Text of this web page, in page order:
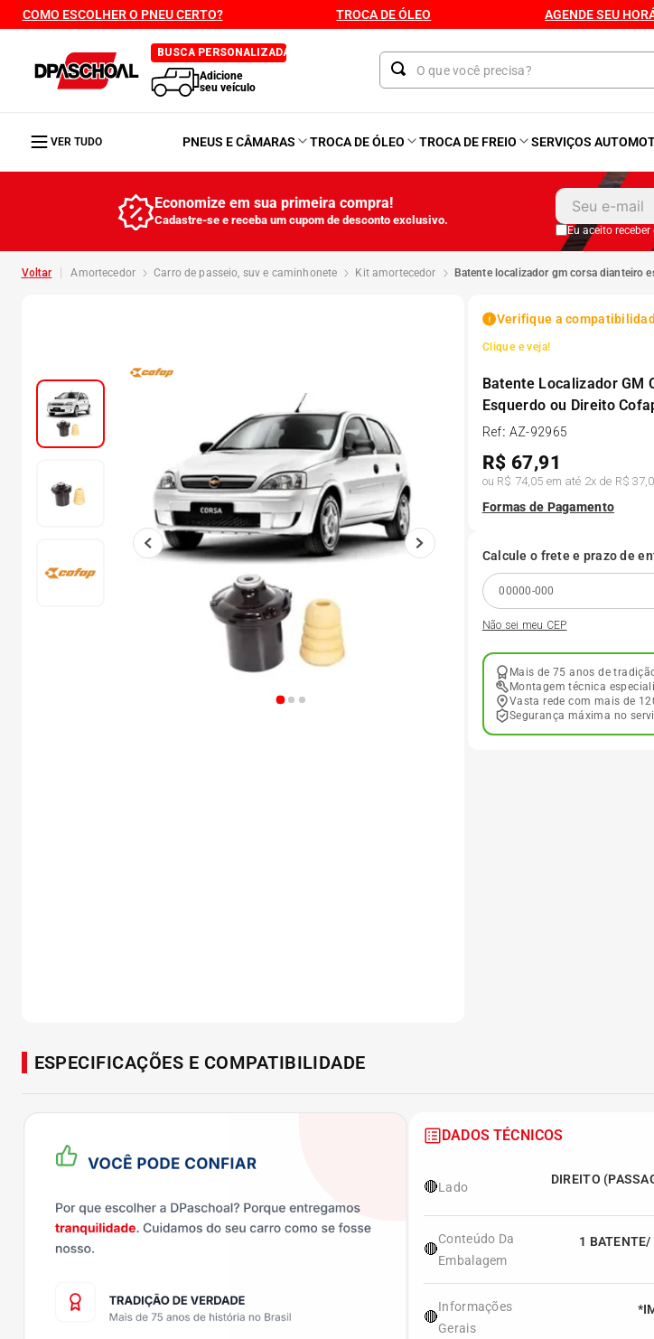
COMO ESCOLHER O PNEU CERTO? TROCA DE ÓLEO AGENDE SEU
BUSCA PERSONALIZADA
Adicione
seu veículo
VER TUDO PNEUS E CÂMARAS TROCA DE ÓLEO TROCA DE FREIO SERVIÇOS
Economize em sua primeira compra!
Cadastre-se e receba um cupom de desconto exclusivo.
Eu aceito
amortecedor carro de passeio, suv e caminhonete kit amortecedor batente localizador gm corsa dianteiro
Verifique a
Clique e veja!
Batente Localizador GM
Esquerdo ou Direito
Ref: AZ-92965
R$ 67,91
ou R$ 74,05 em até 2x de R$
Formas de Pagamento
Calcule o frete e prazo de
Não sei meu CEP
Mais de 75 anos de
Montagem técnica
Vasta rede com mais de
Segurança máxima no
ESPECIFICAÇÕES E COMPATIBILIDADE
DADOS TÉCNICOS
🔴Lado
DIREITO
🔴
Conteúdo Da
Embalagem
1
🔴
Informações
Gerais
1º Kit 4 Pneu
2º Kit Pneu
3º Bproauto
Kit 4 Pneu Xbri Aro 13
7º 185 65r15
8º 185 60r15
205 55r16